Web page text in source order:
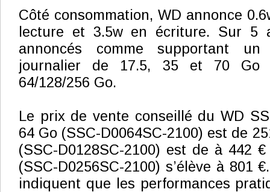
Côté consommation, WD annonce
lecture et 3.5w en écriture. Sur 5
annoncés comme supportant un
journalier de 17.5, 35 et 70 Go
64/128/256 Go.
Le prix de vente conseillé du WD
64 Go (SSC-D0064SC-2100) est de
(SSC-D0128SC-2100) est de à 442
(SSC-D0256SC-2100) s’élève à 801
indiquent que les performances